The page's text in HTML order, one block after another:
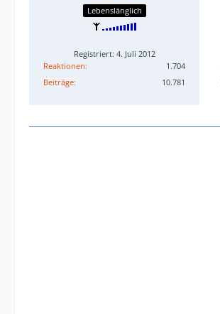
Lebenslänglich
Registriert: 4. Juli 2012
Reaktionen
1.704
Beiträge
10.781